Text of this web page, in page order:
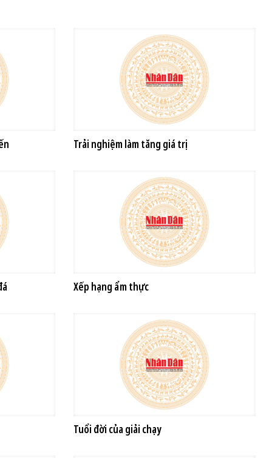
Trải nghiệm làm tăng giá trị
Xếp hạng ẩm thực
Tuổi đời của giải chạy